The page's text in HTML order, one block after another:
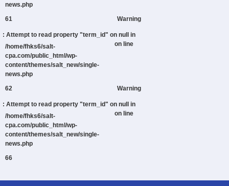
news.php
61 Warning
: Attempt to read property "term_id" on null in
/home/fhks6/salt-
cpa.com/public_html/wp-
content/themes/salt_new/single-
news.php
on line
62 Warning
: Attempt to read property "term_id" on null in
/home/fhks6/salt-
cpa.com/public_html/wp-
content/themes/salt_new/single-
news.php
on line
66